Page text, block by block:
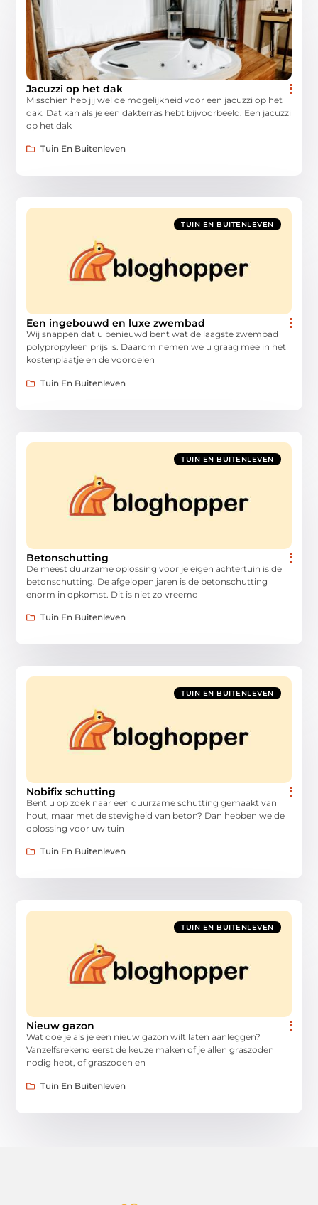
Jacuzzi op het dak
Misschien heb jij wel de mogelijkheid voor een jacuzzi op het
dak. Dat kan als je een dakterras hebt bijvoorbeeld. Een jacuzzi
op het dak
Tuin En Buitenleven
TUIN EN BUITENLEVEN
Een ingebouwd en luxe zwembad
Wij snappen dat u benieuwd bent wat de laagste zwembad
polypropyleen prijs is. Daarom nemen we u graag mee in het
kostenplaatje en de voordelen
Tuin En Buitenleven
TUIN EN BUITENLEVEN
Betonschutting
De meest duurzame oplossing voor je eigen achtertuin is de
betonschutting. De afgelopen jaren is de betonschutting
enorm in opkomst. Dit is niet zo vreemd
Tuin En Buitenleven
TUIN EN BUITENLEVEN
Nobifix schutting
Bent u op zoek naar een duurzame schutting gemaakt van
hout, maar met de stevigheid van beton? Dan hebben we de
oplossing voor uw tuin
Tuin En Buitenleven
TUIN EN BUITENLEVEN
Nieuw gazon
Wat doe je als je een nieuw gazon wilt laten aanleggen?
Vanzelfsrekend eerst de keuze maken of je allen graszoden
nodig hebt, of graszoden en
Tuin En Buitenleven